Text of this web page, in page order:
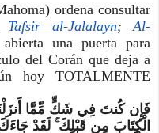
ordena consultar
Tafsir al-Jalalayn;
Al-
una puerta para
del Corán que deja a
hoy TOTALMENTE